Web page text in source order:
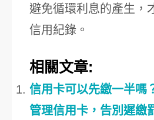
避免循環利息的產生，
信用紀錄。
相關文章:
信用卡可以先繳一半嗎
管理信用卡，告別遲繳